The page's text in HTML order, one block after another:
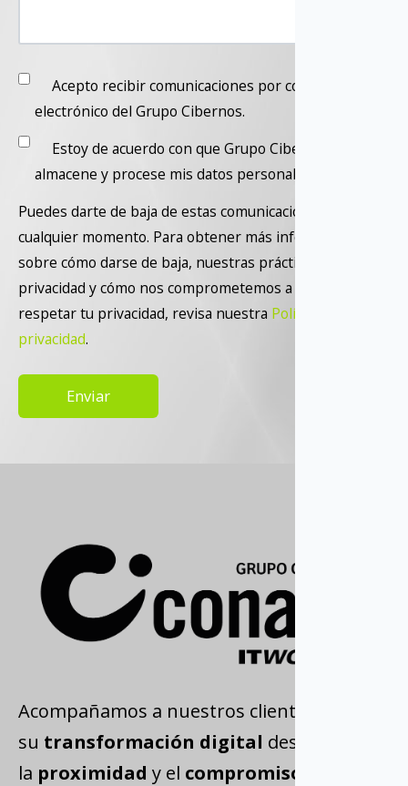
Acepto recibir comunicaciones por correo
electrónico del Grupo Cibernos.
Estoy de acuerdo con que Grupo Cibernos
almacene y procese mis datos personales.
Puedes darte de baja de estas comunicaciones en
cualquier momento. Para obtener más información
sobre cómo darse de baja, nuestras prácticas de
privacidad y cómo nos comprometemos a proteger y
respetar tu privacidad, revisa nuestra Política de
privacidad.
Acompañamos a nuestros clientes en
su transformación digital desde
la proximidad y el compromiso